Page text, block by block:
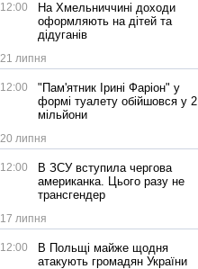
12:00
На Хмельниччині доходи
оформляють на дітей та
дідуганів
21 липня
12:00
"Пам'ятник Ірині Фаріон" у
формі туалету обійшовся у 2
мільйони
20 липня
12:00
В ЗСУ вступила чергова
американка. Цього разу не
трансгендер
17 липня
12:00
В Польщі майже щодня
атакують громадян України